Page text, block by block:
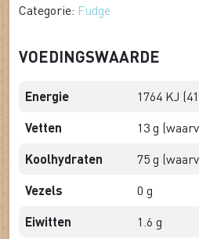
Categorie: Fudge
VOEDINGSWAARDE
Energie 1764 KJ
Vetten 13 g
Koolhydraten 75 g
Vezels 0 g
Eiwitten 1.6 g